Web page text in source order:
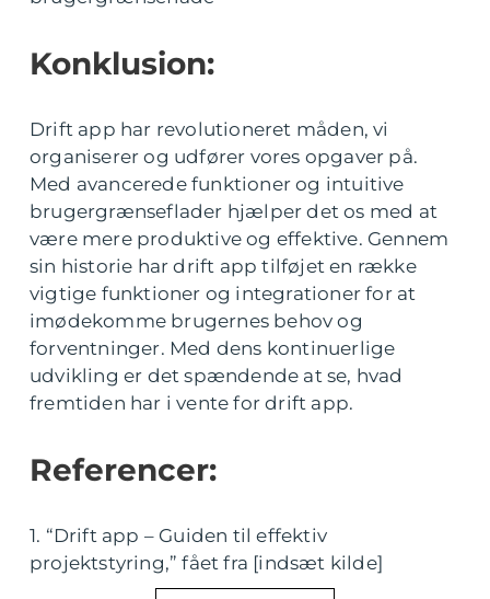
Konklusion:
Drift app har revolutioneret måden, vi
organiserer og udfører vores opgaver på.
Med avancerede funktioner og intuitive
brugergrænseflader hjælper det os med at
være mere produktive og effektive. Gennem
sin historie har drift app tilføjet en række
vigtige funktioner og integrationer for at
imødekomme brugernes behov og
forventninger. Med dens kontinuerlige
udvikling er det spændende at se, hvad
fremtiden har i vente for drift app.
Referencer:
1. “Drift app – Guiden til effektiv
projektstyring,” fået fra [indsæt kilde]